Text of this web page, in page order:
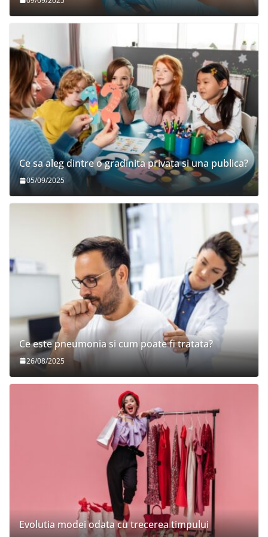
Ce sa aleg dintre o gradinita privata si una publica?
05/09/2025
Ce este pneumonia si cum poate fi tratata?
26/08/2025
Evolutia modei odata cu trecerea timpului